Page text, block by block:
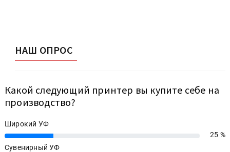
НАШ ОПРОС
Какой следующий принтер вы купите себе на
производство?
Широкий УФ
25%
25 %
Сувенирный УФ